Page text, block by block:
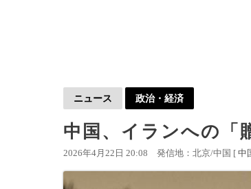
ニュース 政治・経済
中国、イランへの「
2026年4月22日 20:08 発信地：北京/中国 [ 中